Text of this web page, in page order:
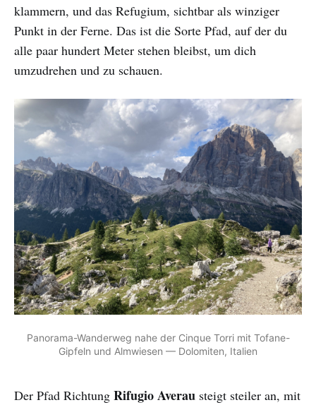
klammern, und das Refugium, sichtbar als winziger
Punkt in der Ferne. Das ist die Sorte Pfad, auf der du
alle paar hundert Meter stehen bleibst, um dich
umzudrehen und zu schauen.
Panorama-Wanderweg nahe der Cinque Torri mit Tofane-
Gipfeln und Almwiesen — Dolomiten, Italien
Der Pfad Richtung Rifugio Averau steigt steiler an, mit